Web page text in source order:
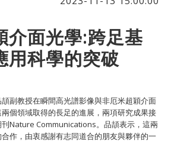
介面光學:跨足基
用科學的突破
副教授在瞬間高光譜影像與非厄米超穎介面
個領域取得的長足的進展，兩項研究成果接
Nature Communications。品頡表示，這兩
作，由衷感謝有志同道合的朋友與夥伴的一